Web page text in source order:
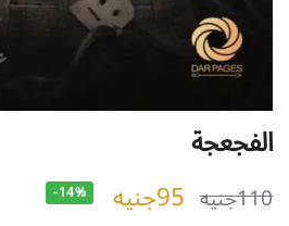
الفجعجة
110جنيه 95جنيه -14%